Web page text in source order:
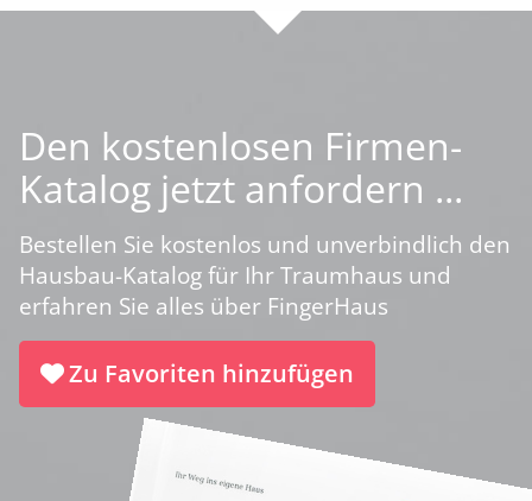
Den kostenlosen Firmen-
Katalog jetzt anfordern ...
Bestellen Sie kostenlos und unverbindlich den
Hausbau-Katalog für Ihr Traumhaus und
erfahren Sie alles über FingerHaus
Zu Favoriten hinzufügen